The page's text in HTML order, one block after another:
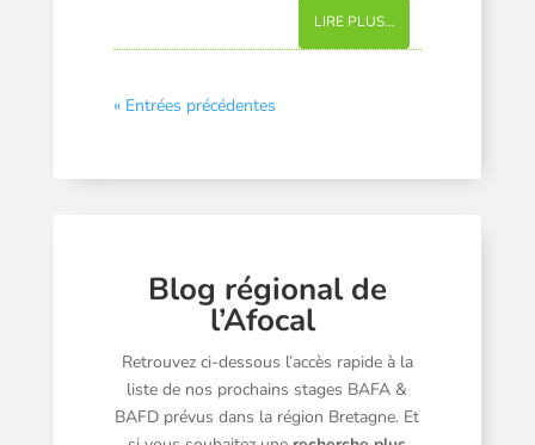
LIRE PLUS…
« Entrées précédentes
Blog régional de
l’Afocal
Retrouvez ci-dessous l’accès rapide à la
liste de nos prochains stages BAFA &
BAFD prévus dans la région Bretagne. Et